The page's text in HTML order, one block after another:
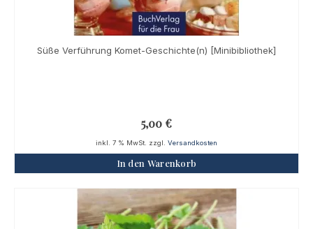
Süße Verführung Komet-Geschichte(n) [Minibibliothek]
5,00 €
inkl. 7 % MwSt. zzgl. Versandkosten
In den Warenkorb